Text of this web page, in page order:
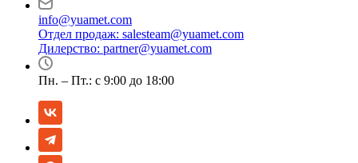
info@yuamet.com
Отдел продаж: salesteam@yuamet.com
Дилерство: partner@yuamet.com
Пн. – Пт.: с 9:00 до 18:00